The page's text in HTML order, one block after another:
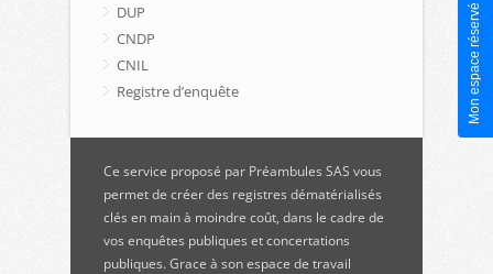
Mon espace réservé
DUP
CNDP
CNIL
Registre d’enquête
Ce service proposé par Préambules SAS vous
permet de créer des registres dématérialisés
clés en main à moindre coût, dans le cadre de
vos enquêtes publiques et concertations
publiques. Grace à son espace de travail